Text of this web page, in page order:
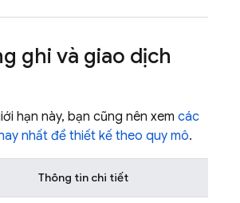
ghi và giao dịch
hạn này, bạn cũng nên xem các
nhất để thiết kế theo quy mô.
Thông tin chi tiết